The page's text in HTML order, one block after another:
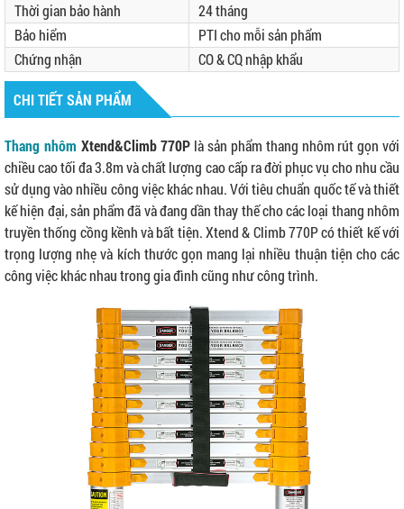
Thời gian bảo hành
24 tháng
Bảo hiểm
PTI cho mỗi sản phẩm
Chứng nhận
CO & CQ nhập khẩu
CHI TIẾT SẢN PHẨM
Thang nhôm Xtend&Climb 770P là sản phẩm thang nhôm rút gọn với
chiều cao tối đa 3.8m và chất lượng cao cấp ra đời phục vụ cho nhu cầu
sử dụng vào nhiều công việc khác nhau. Với tiêu chuẩn quốc tế và thiết
kế hiện đại, sản phẩm đã và đang dần thay thế cho các loại thang nhôm
truyền thống cồng kềnh và bất tiện. Xtend & Climb 770P có thiết kế với
trọng lượng nhẹ và kích thước gọn mang lại nhiều thuận tiện cho các
công việc khác nhau trong gia đình cũng như công trình.